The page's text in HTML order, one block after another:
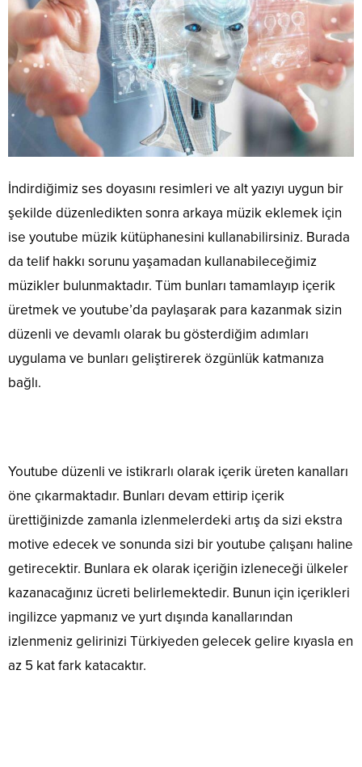
İndirdiğimiz ses doyasını resimleri ve alt yazıyı uygun bir
şekilde düzenledikten sonra arkaya müzik eklemek için
ise youtube müzik kütüphanesini kullanabilirsiniz. Burada
da telif hakkı sorunu yaşamadan kullanabileceğimiz
müzikler bulunmaktadır. Tüm bunları tamamlayıp içerik
üretmek ve youtube’da paylaşarak para kazanmak sizin
düzenli ve devamlı olarak bu gösterdiğim adımları
uygulama ve bunları geliştirerek özgünlük katmanıza
bağlı.
Youtube düzenli ve istikrarlı olarak içerik üreten kanalları
öne çıkarmaktadır. Bunları devam ettirip içerik
ürettiğinizde zamanla izlenmelerdeki artış da sizi ekstra
motive edecek ve sonunda sizi bir youtube çalışanı haline
getirecektir. Bunlara ek olarak içeriğin izleneceği ülkeler
kazanacağınız ücreti belirlemektedir. Bunun için içerikleri
ingilizce yapmanız ve yurt dışında kanallarından
izlenmeniz gelirinizi Türkiyeden gelecek gelire kıyasla en
az 5 kat fark katacaktır.